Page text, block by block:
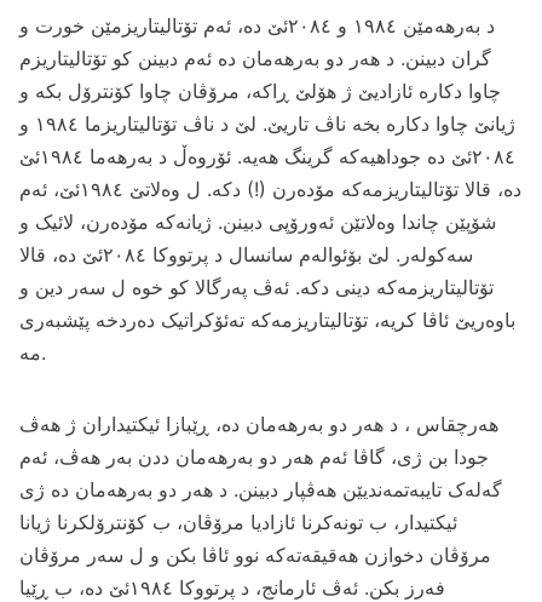
د به‌رهه‌مێن ۱۹۸٤ و ۲۰۸٤ئێ ده‌، ئه‌م تۆتالیتاریزمێن خورت و
گران دبینن. د هه‌ر دو به‌رهه‌مان ده‌ ئه‌م دبینن کو تۆتالیتاریزم
چاوا دکاره‌ ئازادیێ ژ هۆلێ ڕاکه‌، مرۆڤان چاوا کۆنترۆل بکه‌ و
ژیانێ چاوا دکاره‌ بخه‌ ناڤ تاریێ. لێ د ناڤ تۆتالیتاریزما ۱۹۸٤ و
۲۰۸٤ئێ ده‌ جوداهیه‌که‌ گرینگ هه‌یه‌. ئۆروه‌ڵ د به‌رهه‌ما ۱۹۸٤ئێ
ده‌، قالا تۆتالیتاریزمه‌که‌ مۆده‌رن (!) دکه‌. ل وه‌لاتێ ۱۹۸٤ئێ، ئه‌م
شۆپێن چاندا وه‌لاتێن ئه‌ورۆپی دبینن. ژیانه‌که‌ مۆده‌رن، لائیک و
سه‌کوله‌ر. لێ بۆئواله‌م سانسال د پرتووکا ۲۰۸٤ئێ ده‌، قالا
تۆتالیتاریزمه‌که‌ دینی دکه‌. ئه‌ڤ په‌رگالا کو خوه‌ ل سه‌ر دین و
باوه‌ریێ ئاڤا کریه‌، تۆتالیتاریزمه‌که‌ ته‌ئۆکراتیک ده‌ردخه‌ پێشبه‌ری
مه‌.
هه‌رچقاس ، د هه‌ر دو به‌رهه‌مان ده‌، ڕێبازا ئیکتیداران ژ هه‌ڤ
جودا بن ژی، گاڤا ئه‌م هه‌ر دو به‌رهه‌مان ددن به‌ر هه‌ڤ، ئه‌م
گه‌له‌ک تایبه‌تمه‌ندیێن هه‌ڤپار دبینن. د هه‌ر دو به‌رهه‌مان ده‌ ژی
ئیکتیدار، ب تونه‌کرنا ئازادیا مرۆڤان، ب کۆنترۆلکرنا ژیانا
مرۆڤان دخوازن هه‌قیقه‌ته‌که‌ نوو ئاڤا بکن و ل سه‌ر مرۆڤان
فه‌رز بکن. ئه‌ڤ ئارمانج، د پرتووکا ۱۹۸٤ئێ ده‌، ب ڕێیا